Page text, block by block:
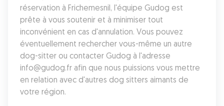
réservation à Frichemesnil, l'équipe Gudog est
prête à vous soutenir et à minimiser tout
inconvénient en cas d'annulation. Vous pouvez
éventuellement rechercher vous-même un autre
dog-sitter ou contacter Gudog à l'adresse
info@gudog.fr afin que nous puissions vous mettre
en relation avec d'autres dog sitters aimants de
votre région.